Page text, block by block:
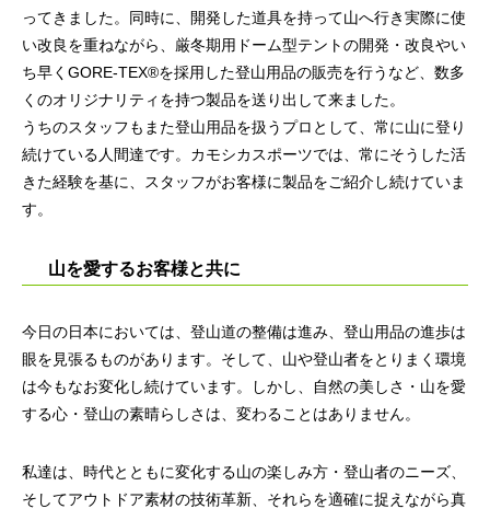
ってきました。同時に、開発した道具を持って山へ行き実際に使
い改良を重ねながら、厳冬期用ドーム型テントの開発・改良やい
ち早くGORE-TEX®を採用した登山用品の販売を行うなど、数多
くのオリジナリティを持つ製品を送り出して来ました。
うちのスタッフもまた登山用品を扱うプロとして、常に山に登り
続けている人間達です。カモシカスポーツでは、常にそうした活
きた経験を基に、スタッフがお客様に製品をご紹介し続けていま
す。
山を愛するお客様と共に
今日の日本においては、登山道の整備は進み、登山用品の進歩は
眼を見張るものがあります。そして、山や登山者をとりまく環境
は今もなお変化し続けています。しかし、自然の美しさ・山を愛
する心・登山の素晴らしさは、変わることはありません。
私達は、時代とともに変化する山の楽しみ方・登山者のニーズ、
そしてアウトドア素材の技術革新、それらを適確に捉えながら真